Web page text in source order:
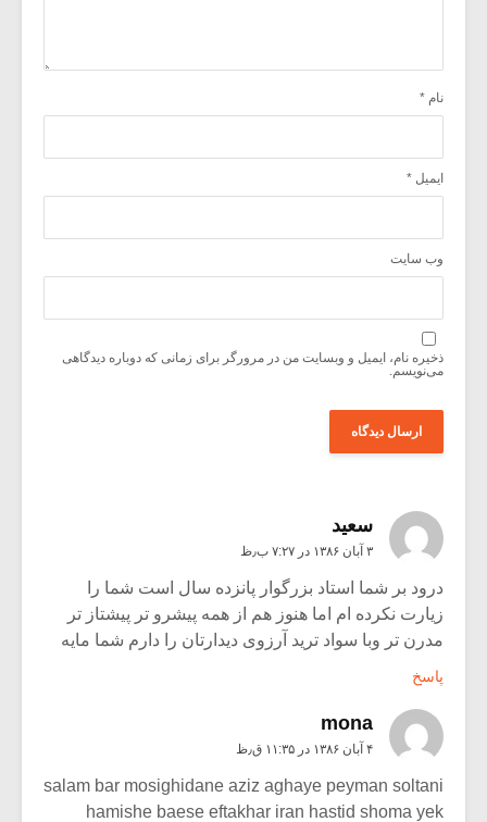
نام *
ایمیل *
وب‌ سایت
ذخیره نام، ایمیل و وبسایت من در مرورگر برای زمانی که دوباره دیدگاهی
می‌نویسم.
سعيد
۳ آبان ۱۳۸۶ در ۷:۲۷ ب٫ظ
درود بر شما استاد بزرگوار پانزده سال است شما را
زیارت نکرده ام اما هنوز هم از همه پیشرو تر پیشتاز تر
مدرن تر وبا سواد ترید آرزوی دیدارتان را دارم شما مایه
پاسخ
mona
۴ آبان ۱۳۸۶ در ۱۱:۳۵ ق٫ظ
salam bar mosighidane aziz aghaye peyman soltani
hamishe baese eftakhar iran hastid shoma yek